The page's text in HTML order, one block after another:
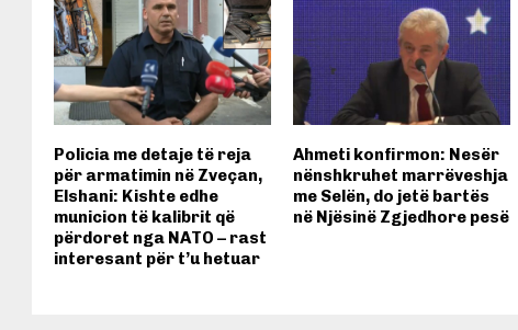
Policia me detaje të reja
për armatimin në Zveçan,
Elshani: Kishte edhe
municion të kalibrit që
përdoret nga NATO – rast
interesant për t’u hetuar
Ahmeti konfirmon: Nesër
nënshkruhet marrëveshja
me Selën, do jetë bartës
në Njësinë Zgjedhore pesë